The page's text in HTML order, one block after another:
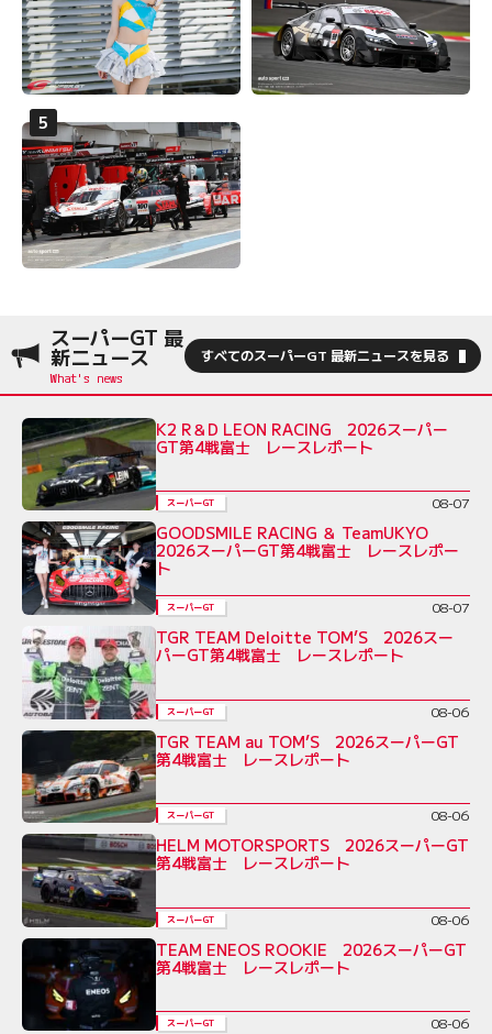
スーパーGT 最
新ニュース すべてのスーパーGT 最新ニュースを見る
K2 R＆D LEON RACING 2026スーパー
GT第4戦富士 レースレポート
スーパーGT 08-07
GOODSMILE RACING ＆ TeamUKYO
2026スーパーGT第4戦富士 レースレポー
ト
スーパーGT 08-07
TGR TEAM Deloitte TOM’S 2026スー
パーGT第4戦富士 レースレポート
スーパーGT 08-06
TGR TEAM au TOM’S 2026スーパーGT
第4戦富士 レースレポート
スーパーGT 08-06
HELM MOTORSPORTS 2026スーパーGT
第4戦富士 レースレポート
スーパーGT 08-06
TEAM ENEOS ROOKIE 2026スーパーGT
第4戦富士 レースレポート
スーパーGT 08-06